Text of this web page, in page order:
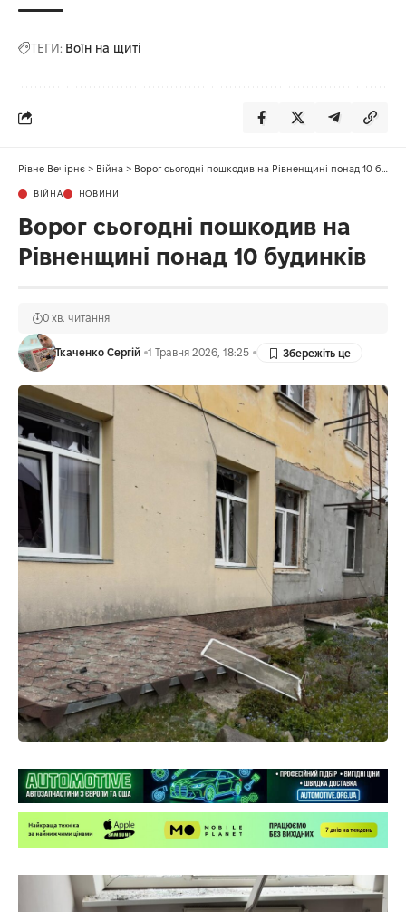
ТЕГИ: Воїн на щиті
Рівне Вечірнє > Війна > Ворог сьогодні пошкодив на Рівненщині понад 10 будинків
ВІЙНА НОВИНИ
Ворог сьогодні пошкодив на
Рівненщині понад 10 будинків
Ткаченко Сергій 1 Травня 2026, 18:25
0 хв. читання